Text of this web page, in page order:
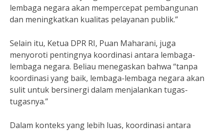
lembaga negara akan mempercepat pembangunan
dan meningkatkan kualitas pelayanan publik.”
Selain itu, Ketua DPR RI, Puan Maharani, juga
menyoroti pentingnya koordinasi antara lembaga-
lembaga negara. Beliau menegaskan bahwa “tanpa
koordinasi yang baik, lembaga-lembaga negara akan
sulit untuk bersinergi dalam menjalankan tugas-
tugasnya.”
Dalam konteks yang lebih luas, koordinasi antara